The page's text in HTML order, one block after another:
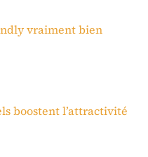
vraiment bien
boostent l’attractivité